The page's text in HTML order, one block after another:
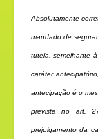
Absolutamente
mandado de
tutela, semelhante
caráter
antecipação é o
prevista no art.
prejulgamento da